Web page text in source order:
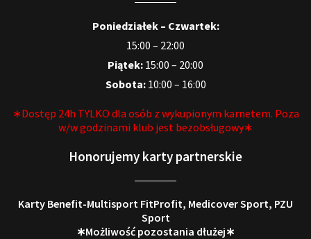
Poniedziałek – Czwartek:
15:00 – 22:00
Piątek: 15:00 – 20:00
Sobota:10:00 – 16:00
∗Dostęp 24h TYLKO dla osób z wykupionym karnetem. Poza
w/w godzinami klub jest bezobsługowy∗
Honorujemy karty partnerskie
Karty Benefit-Multisport FitProfit, Medicover Sport, PZU
Sport
∗Możliwość pozostania dłużej∗